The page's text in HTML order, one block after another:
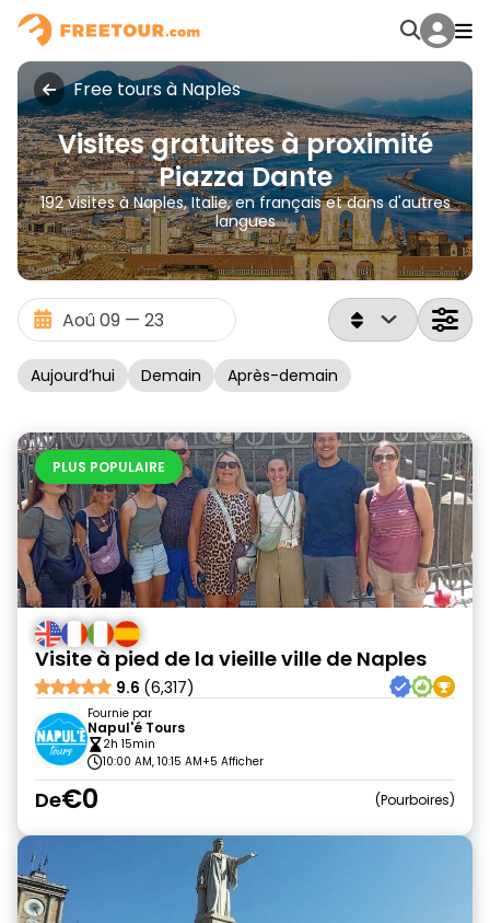
Free tours à Naples
Visites gratuites à proximité
Piazza Dante
192 visites à Naples, Italie, en français et dans d'autres
langues
Aujourd’hui Demain Après-demain
PLUS POPULAIRE
Visite à pied de la vieille ville de Naples
9.6 (6,317)
Fournie par
Napul'é Tours
2h 15min
10:00 AM, 10:15 AM+5 Afficher
De€0 Pourboires